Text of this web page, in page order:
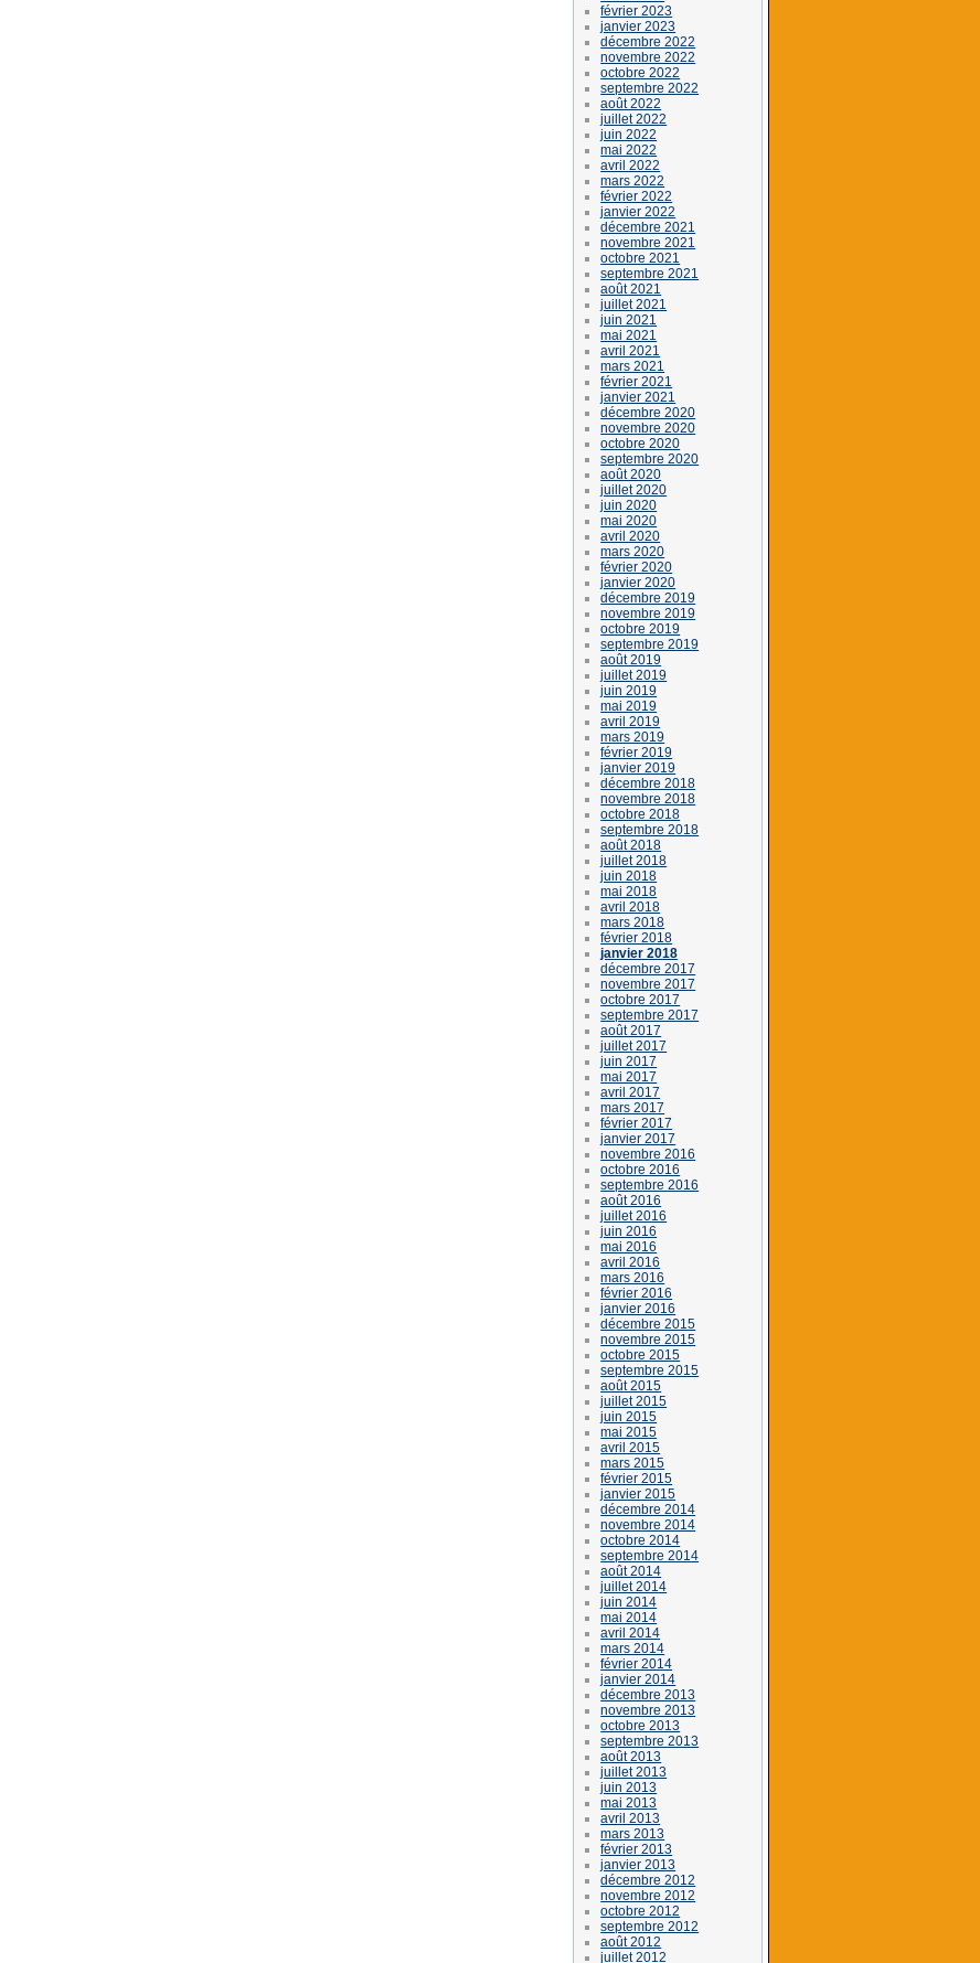
février 2023
janvier 2023
décembre 2022
novembre 2022
octobre 2022
septembre 2022
août 2022
juillet 2022
juin 2022
mai 2022
avril 2022
mars 2022
février 2022
janvier 2022
décembre 2021
novembre 2021
octobre 2021
septembre 2021
août 2021
juillet 2021
juin 2021
mai 2021
avril 2021
mars 2021
février 2021
janvier 2021
décembre 2020
novembre 2020
octobre 2020
septembre 2020
août 2020
juillet 2020
juin 2020
mai 2020
avril 2020
mars 2020
février 2020
janvier 2020
décembre 2019
novembre 2019
octobre 2019
septembre 2019
août 2019
juillet 2019
juin 2019
mai 2019
avril 2019
mars 2019
février 2019
janvier 2019
décembre 2018
novembre 2018
octobre 2018
septembre 2018
août 2018
juillet 2018
juin 2018
mai 2018
avril 2018
mars 2018
février 2018
janvier 2018
décembre 2017
novembre 2017
octobre 2017
septembre 2017
août 2017
juillet 2017
juin 2017
mai 2017
avril 2017
mars 2017
février 2017
janvier 2017
novembre 2016
octobre 2016
septembre 2016
août 2016
juillet 2016
juin 2016
mai 2016
avril 2016
mars 2016
février 2016
janvier 2016
décembre 2015
novembre 2015
octobre 2015
septembre 2015
août 2015
juillet 2015
juin 2015
mai 2015
avril 2015
mars 2015
février 2015
janvier 2015
décembre 2014
novembre 2014
octobre 2014
septembre 2014
août 2014
juillet 2014
juin 2014
mai 2014
avril 2014
mars 2014
février 2014
janvier 2014
décembre 2013
novembre 2013
octobre 2013
septembre 2013
août 2013
juillet 2013
juin 2013
mai 2013
avril 2013
mars 2013
février 2013
janvier 2013
décembre 2012
novembre 2012
octobre 2012
septembre 2012
août 2012
juillet 2012